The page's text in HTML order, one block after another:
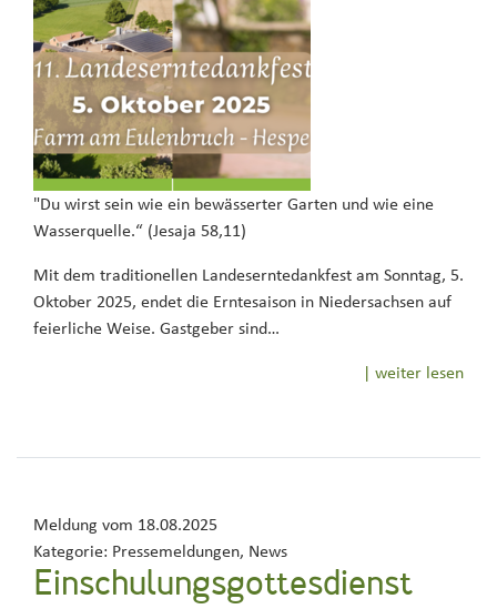
"Du wirst sein wie ein bewässerter Garten und wie eine
Wasserquelle.“ (Jesaja 58,11)
Mit dem traditionellen Landeserntedankfest am Sonntag, 5.
Oktober 2025, endet die Erntesaison in Niedersachsen auf
feierliche Weise. Gastgeber sind…
| weiter lesen
Meldung vom 18.08.2025
Kategorie: Pressemeldungen, News
Einschulungsgottesdienst